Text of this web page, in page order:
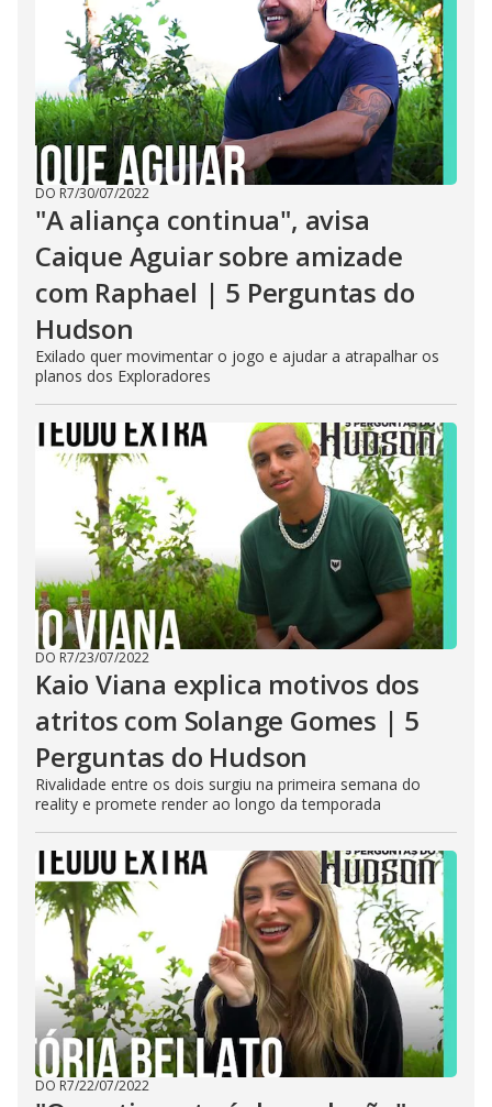
DO R7/30/07/2022
"A aliança continua", avisa
Caique Aguiar sobre amizade
com Raphael | 5 Perguntas do
Hudson
Exilado quer movimentar o jogo e ajudar a atrapalhar os
planos dos Exploradores
DO R7/23/07/2022
Kaio Viana explica motivos dos
atritos com Solange Gomes | 5
Perguntas do Hudson
Rivalidade entre os dois surgiu na primeira semana do
reality e promete render ao longo da temporada
DO R7/22/07/2022